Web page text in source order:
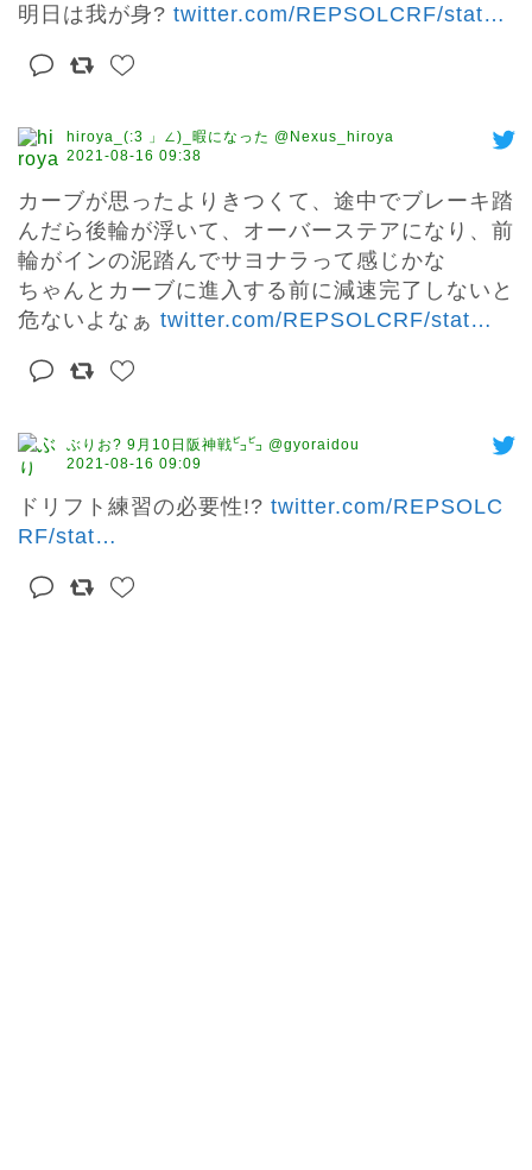
明日は我が身? twitter.com/REPSOLCRF/stat…
hiroya_(:3 」∠)_暇になった @Nexus_hiroya
2021-08-16 09:38
カーブが思ったよりきつくて、途中でブレーキ踏
んだら後輪が浮いて、オーバーステアになり、前
輪がインの泥踏んでサヨナラって感じかな
ちゃんとカーブに進入する前に減速完了しないと
危ないよなぁ twitter.com/REPSOLCRF/stat…
ぶりお? 9月10日阪神戦㌰㌰ @gyoraidou
2021-08-16 09:09
ドリフト練習の必要性!? twitter.com/REPSOLC
RF/stat…